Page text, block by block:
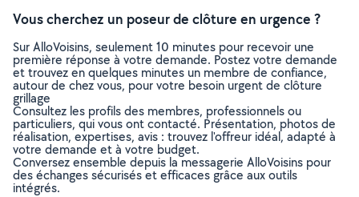
Vous cherchez un poseur de clôture en urgence ?
Sur AlloVoisins, seulement 10 minutes pour recevoir une
première réponse à votre demande. Postez votre demande
et trouvez en quelques minutes un membre de confiance,
autour de chez vous, pour votre besoin urgent de clôture
grillage
Consultez les profils des membres, professionnels ou
particuliers, qui vous ont contacté. Présentation, photos de
réalisation, expertises, avis : trouvez l'offreur idéal, adapté à
votre demande et à votre budget.
Conversez ensemble depuis la messagerie AlloVoisins pour
des échanges sécurisés et efficaces grâce aux outils
intégrés.